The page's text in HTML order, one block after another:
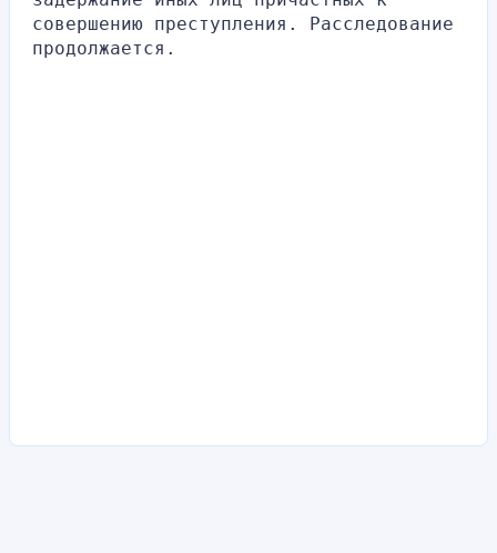
совершению преступления. Расследование
продолжается.